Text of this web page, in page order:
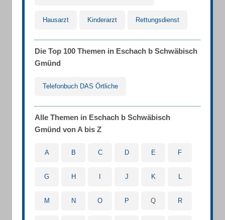
Hausarzt Kinderarzt Rettungsdienst
Die Top 100 Themen in Eschach b Schwäbisch
Gmünd
Telefonbuch DAS Örtliche
Alle Themen in Eschach b Schwäbisch
Gmünd von A bis Z
A B C D E F
G H J K L
M N O P Q R